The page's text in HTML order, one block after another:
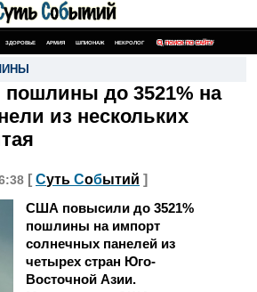
ЗДОРОВЬЕ АРМИЯ ШПИОНАЖ НЕКРОЛОГ ПОИСК ПО САЙТУ
до 3521% на
из нескольких
[ Суть Событий ]
США повысили до 3521%
пошлины на импорт
солнечных панелей из
четырех стран Юго-
Восточной Азии.